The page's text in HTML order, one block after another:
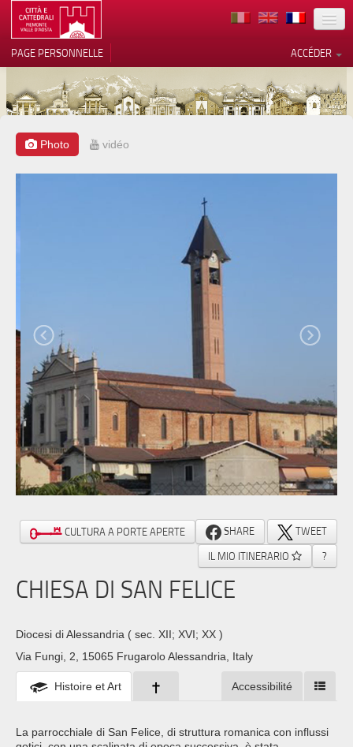
TERRITOIRE
ARCHITECTURE
MUSÉES
ITINÉRAIRES
PRESS
ACCÉDER
PAGE PERSONNELLE
Photo vidéo
CULTURA A PORTE APERTE SHARE
TWEET
IL MIO ITINERARIO
?
CHIESA DI SAN FELICE
Diocesi di Alessandria ( sec. XII; XVI; XX )
Via Fungi, 2, 15065 Frugarolo Alessandria, Italy
Histoire et Art Accessibilité
La parrocchiale di San Felice, di struttura romanica con influssi
Vos choix en matière de